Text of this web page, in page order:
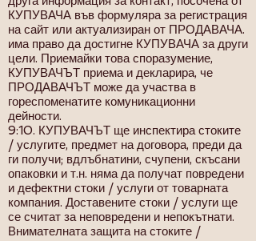
КУПУВАЧА във формуляра за регистрация
на сайт или актуализиран от ПРОДАВАЧА.
има право да достигне КУПУВАЧА за други
цели. Приемайки това споразумение,
КУПУВАЧЪТ приема и декларира, че
ПРОДАВАЧЪТ може да участва в
гореспоменатите комуникационни
дейности.
9:10. КУПУВАЧЪТ ще инспектира стоките
/ услугите, предмет на договора, преди да
ги получи; вдлъбнатини, счупени, скъсани
опаковки и т.н. няма да получат повредени
и дефектни стоки / услуги от товарната
компания. Доставените стоки / услуги ще
се считат за неповредени и непокътнати.
Внимателната защита на стоките /